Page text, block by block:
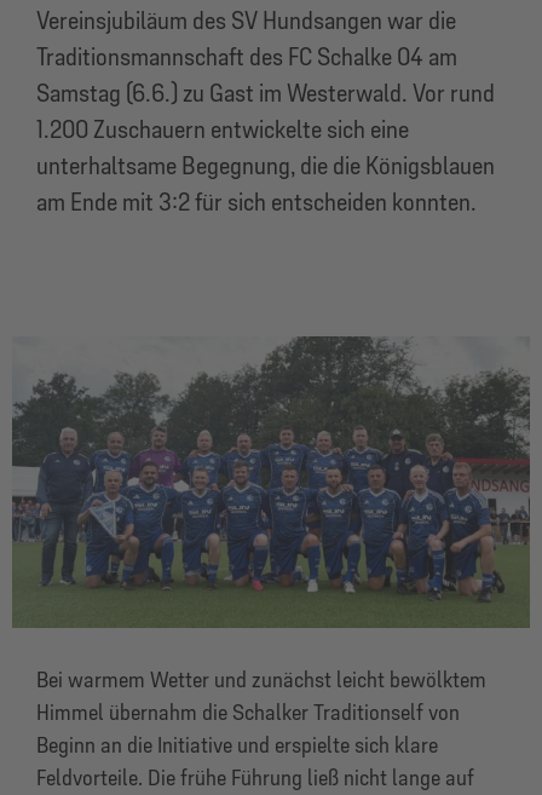
Vereinsjubiläum des SV Hundsangen war die
Traditionsmannschaft des FC Schalke 04 am
Samstag (6.6.) zu Gast im Westerwald. Vor rund
1.200 Zuschauern entwickelte sich eine
unterhaltsame Begegnung, die die Königsblauen
am Ende mit 3:2 für sich entscheiden konnten.
Bei warmem Wetter und zunächst leicht bewölktem
Himmel übernahm die Schalker Traditionself von
Beginn an die Initiative und erspielte sich klare
Feldvorteile. Die frühe Führung ließ nicht lange auf